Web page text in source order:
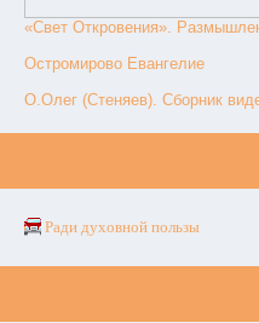
«Свет Откровения».
Остромирово Евангелие
О.Олег (Стеняев). Сборник
Ради духовной пользы